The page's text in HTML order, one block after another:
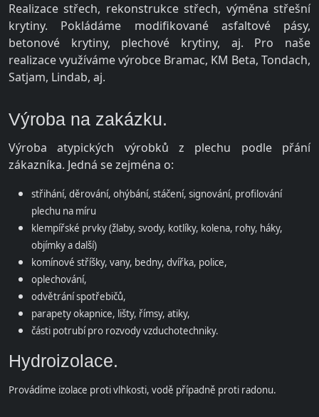
Realizace střech, rekonstrukce střech, výměna střešní
krytiny. Pokládáme modifikované asfaltové pásy,
betonové krytiny, plechové krytiny, aj. Pro naše
realizace využíváme výrobce Bramac, KM Beta, Tondach,
Satjam, Lindab, aj.
Výroba na zakázku.
Výroba atypických výrobků z plechu podle přání
zákazníka. Jedná se zejména o:
střihání, děrování, ohýbání, stáčení, signování, profilování
plechu na míru
klempířské prvky (žlaby, svody, kotlíky, kolena, rohy, háky,
objímky a další)
komínové stříšky, vany, bedny, dvířka, police,
oplechování,
odvětrání spotřebičů,
parapety okapnice, lišty, římsy, atiky,
části potrubí pro rozvody vzduchotechniky.
Hydroizolace.
Provádíme izolace proti vlhkosti, vodě případně proti radonu.